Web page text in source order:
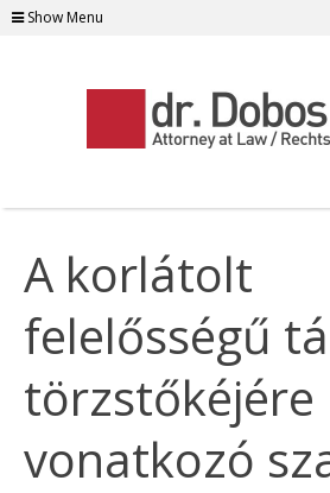
Show Menu
A korlátolt
felelősségű
törzstőkéjére
vonatkozó